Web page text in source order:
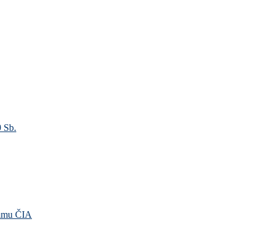
Sb.
ČIA